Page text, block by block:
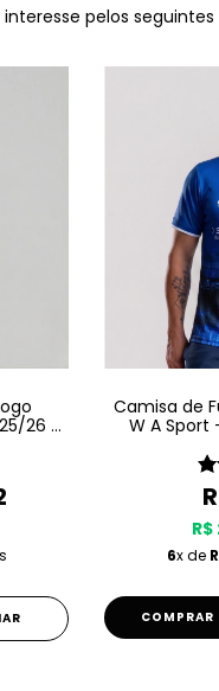
pelos
26 -
Camisa de
W A Sport
R$
6x de
COMPRAR